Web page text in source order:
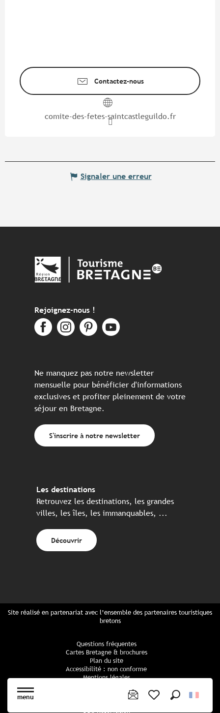
menu
Contactez-nous
comite-des-fetes-saintcastleguildo.fr
Signaler une erreur
Rejoignez-nous !
Ne manquez pas notre newsletter
mensuelle pour bénéficier d'informations
exclusives et profiter pleinement de votre
séjour en Bretagne.
S'inscrire à notre newsletter
Les destinations
Retrouvez les destinations, les grandes
villes, les îles, les immanquables, ...
Découvrir
Site réalisé en partenariat avec l’ensemble des partenaires touristiques
bretons
Questions fréquentes
Cartes Bretagne & brochures
Plan du site
Accessibilité : non conforme
Mentions légales
Politique cookies